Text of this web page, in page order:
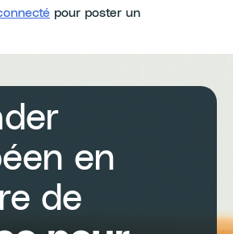
pour poster un
en
de